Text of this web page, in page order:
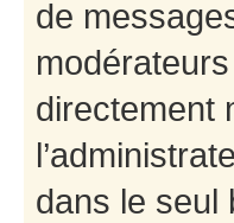
de
directement
dans le seul